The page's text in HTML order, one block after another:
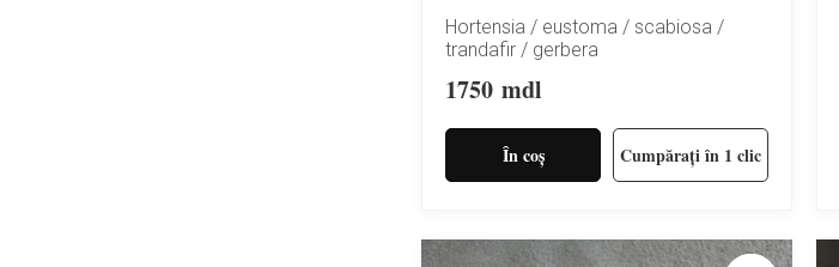
Hortensia / eustoma / scabiosa /
trandafir / gerbera
1750 mdl
În coș Cumpărați în 1 clic